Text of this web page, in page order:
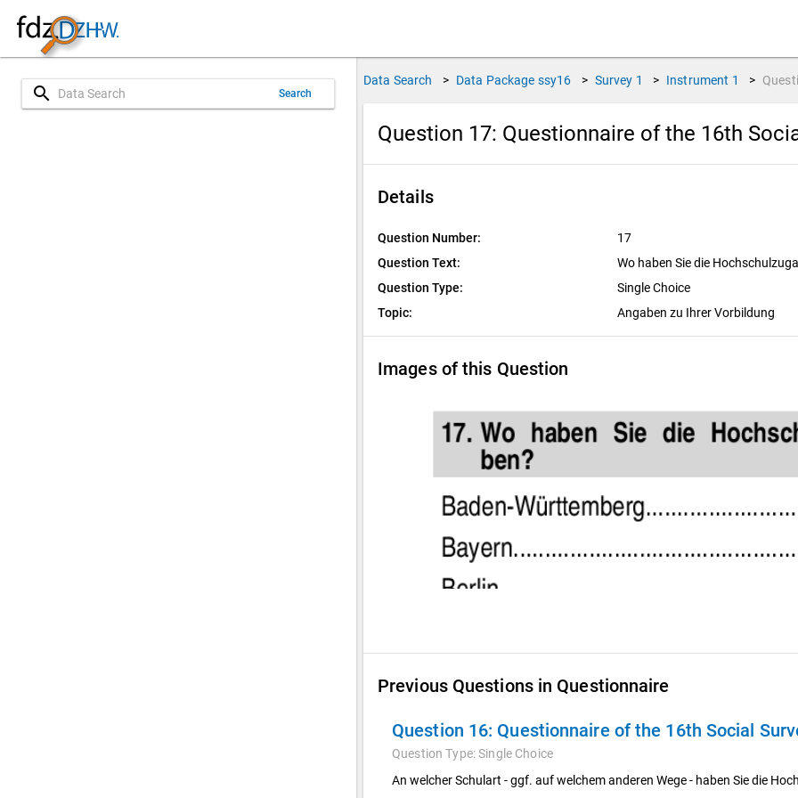
search Search
Data Search > Data Package ssy16 > Survey 1 > Instrument 1 >
Question 17: Questionnaire of the 16th
Details
Question Number:
17
Question Text:
Wo haben Sie die
Question Type:
Single Choice
Topic:
Angaben zu Ihrer Vorbildung
Images of this Question
Previous Questions in Questionnaire
Question 16: Questionnaire of the 16th Social
Question Type:Single Choice
An welcher Schulart - ggf. auf welchem anderen Wege - haben Sie die